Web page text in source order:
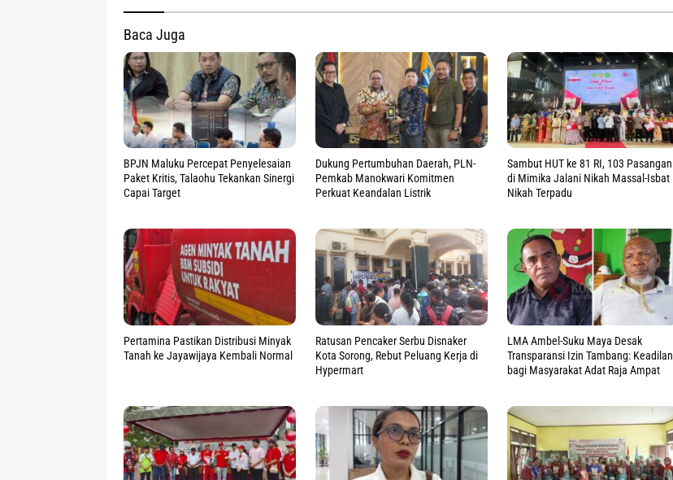
Baca Juga
BPJN Maluku Percepat Penyelesaian
Paket Kritis, Talaohu Tekankan Sinergi
Capai Target
Dukung Pertumbuhan Daerah, PLN-
Pemkab Manokwari Komitmen
Perkuat Keandalan Listrik
Sambut HUT ke 81 RI, 103 Pasangan
di Mimika Jalani Nikah Massal-Isbat
Nikah Terpadu
Pertamina Pastikan Distribusi Minyak
Tanah ke Jayawijaya Kembali Normal
Ratusan Pencaker Serbu Disnaker
Kota Sorong, Rebut Peluang Kerja di
Hypermart
LMA Ambel-Suku Maya Desak
Transparansi Izin Tambang: Keadilan
bagi Masyarakat Adat Raja Ampat